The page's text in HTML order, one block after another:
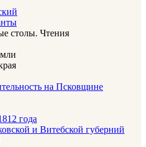
столы. Чтения
на Псковщине
года
и Витебской губерний